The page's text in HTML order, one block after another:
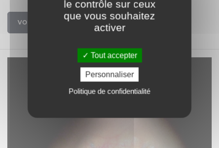
VOIR
le contrôle sur ceux
que vous souhaitez
activer
Tout accepter
Personnaliser
Politique de confidentialité